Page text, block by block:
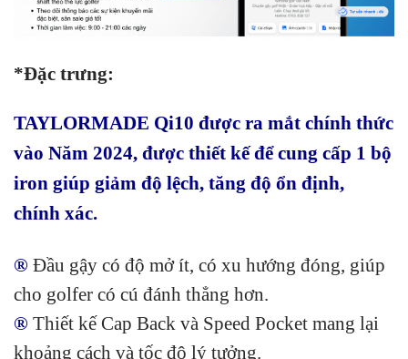
*Đặc trưng:
TAYLORMADE Qi10 được ra mắt chính thức
vào Năm 2024, được thiết kế để cung cấp 1 bộ
iron giúp giảm độ lệch, tăng độ ổn định,
chính xác.
® Đầu gậy có độ mở ít, có xu hướng đóng, giúp
cho golfer có cú đánh thẳng hơn.
® Thiết kế Cap Back và Speed Pocket mang lại
khoảng cách và tốc độ lý tưởng.